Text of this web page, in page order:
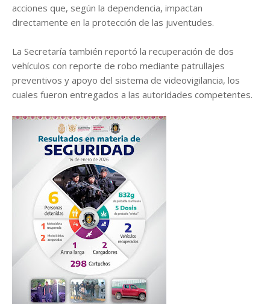
acciones que, según la dependencia, impactan
directamente en la protección de las juventudes.
La Secretaría también reportó la recuperación de dos
vehículos con reporte de robo mediante patrullajes
preventivos y apoyo del sistema de videovigilancia, los
cuales fueron entregados a las autoridades competentes.